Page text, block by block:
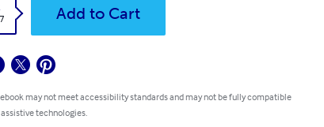
Add to Cart
may not meet accessibility standards and may not be fully compatible
technologies.